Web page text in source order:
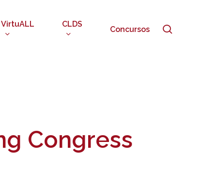
VirtuALL CLDS
Concursos
Congress